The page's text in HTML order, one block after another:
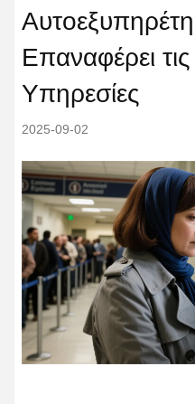
Επαναφέρει
Υπηρεσίες
2025-09-02